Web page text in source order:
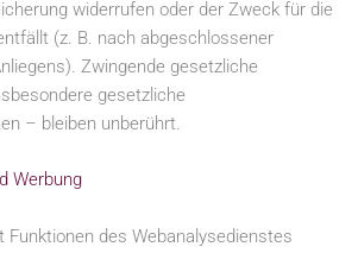
widerrufen oder der Zweck für die
(z. B. nach abgeschlossener
Zwingende gesetzliche
gesetzliche
– bleiben unberührt.
Werbung
Funktionen des Webanalysedienstes